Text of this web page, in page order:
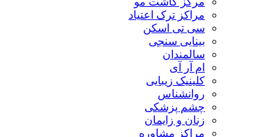
مراکز ترک اعتیاد
سی تی اسکن
بینایی سنجی
سالمندان
ام آر آی
کلینیک زیبایی
روانشناس
چشم پزشکی
زنان و زایمان
مراکز مشاوره